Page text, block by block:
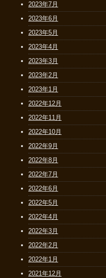
2023年7月
2023年6月
2023年5月
2023年4月
2023年3月
2023年2月
2023年1月
2022年12月
2022年11月
2022年10月
2022年9月
2022年8月
2022年7月
2022年6月
2022年5月
2022年4月
2022年3月
2022年2月
2022年1月
2021年12月